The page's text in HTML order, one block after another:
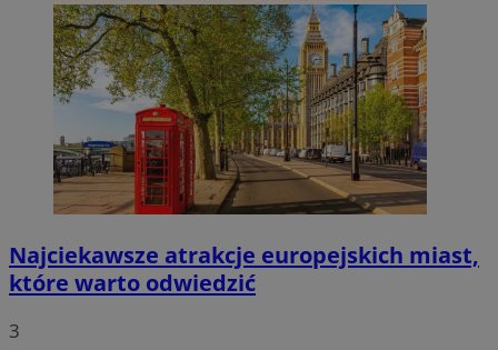
Najciekawsze atrakcje europejskich miast,
które warto odwiedzić
3